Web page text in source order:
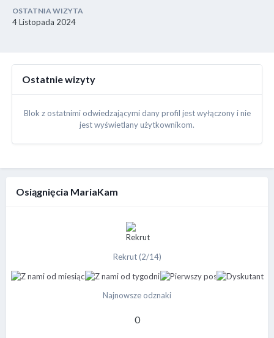
OSTATNIA WIZYTA
4 Listopada 2024
Ostatnie wizyty
Blok z ostatnimi odwiedzającymi dany profil jest wyłączony i nie
jest wyświetlany użytkownikom.
Osiągnięcia MariaKam
Rekrut (2/14)
Najnowsze odznaki
0